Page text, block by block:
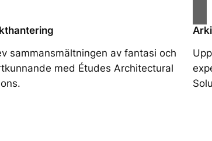
sammansmältningen av fantasi och
med Études Architectural